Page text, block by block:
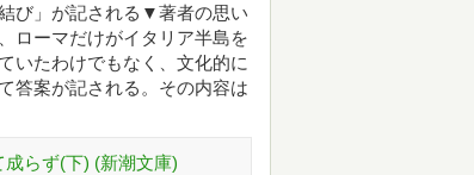
び」が記される▼著者の思い
ローマだけがイタリア半島を
いたわけでもなく、文化的に
答案が記される。その内容は
らず(下) (新潮文庫)